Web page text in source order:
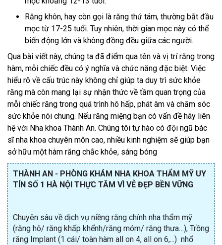
Răng khôn, hay còn gọi là răng thứ tám, thường bắt đầu
mọc từ 17-25 tuổi. Tuy nhiên, thời gian mọc này có thể
biến động lớn và không đồng đều giữa các người.
Qua bài viết này, chúng ta đã điểm qua tên và vị trí răng trong
hàm, mỗi chiếc đều có ý nghĩa và chức năng đặc biệt. Việc
hiểu rõ về cấu trúc này không chỉ giúp ta duy trì sức khỏe
răng mà còn mang lại sự nhận thức về tầm quan trọng của
mỗi chiếc răng trong quá trình hô hấp, phát âm và chăm sóc
sức khỏe nói chung. Nếu răng miệng bạn có vấn đề hãy liên
hệ với Nha khoa Thành An. Chúng tôi tự hào có đội ngũ bác
sĩ nha khoa chuyên môn cao, nhiều kinh nghiệm sẽ giúp bạn
sở hữu một hàm răng chắc khỏe, sáng bóng
THÀNH AN - PHÒNG KHÁM NHA KHOA THẨM MỸ UY
TÍN SỐ 1 HÀ NỘI THỰC TÂM VÌ VẺ ĐẸP BỀN VỮNG
Chuyên sâu về dịch vụ niềng răng chỉnh nha thẩm mỹ
(răng hô/ răng khấp khểnh/răng móm/ răng thưa…), Trồng
răng Implant (1 cái/ toàn hàm all on 4, all on 6,...) nhổ